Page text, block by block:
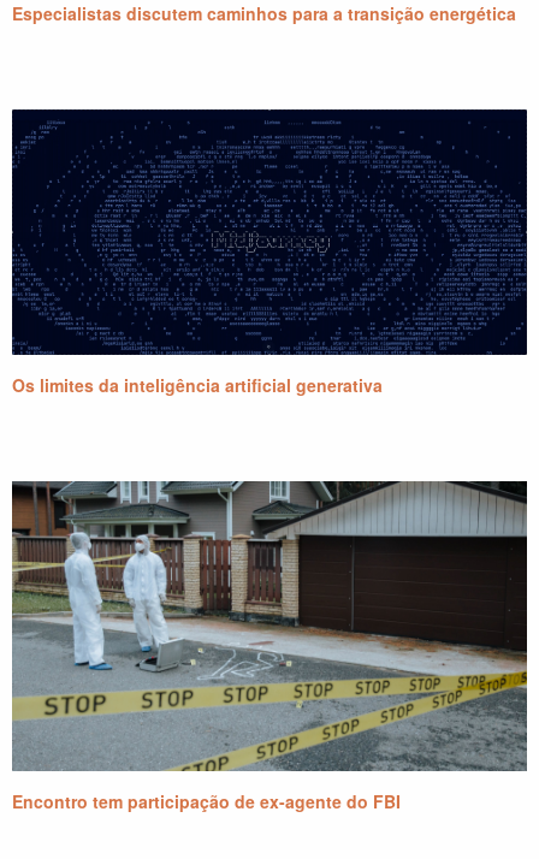
Especialistas discutem caminhos para a transição energética
Os limites da inteligência artificial generativa
Encontro tem participação de ex-agente do FBI